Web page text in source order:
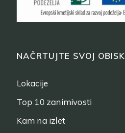
NAČRTUJTE SVOJ OBISK
Lokacije
Top 10 zanimivosti
Kam na izlet